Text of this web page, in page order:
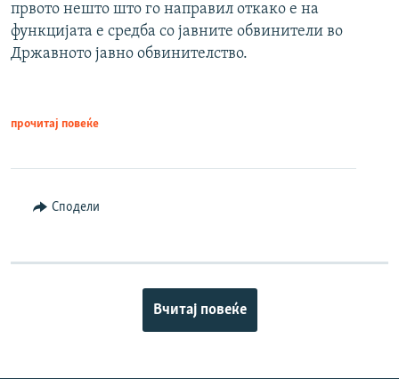
првото нешто што го направил откако е на
функцијата е средба со јавните обвинители во
Државното јавно обвинителство.
прочитај повеќе
Сподели
Вчитај повеќе